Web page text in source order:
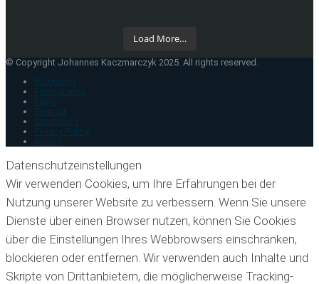
Load More…
© Copyright Johannes Kaczmarczyk 2025. All rights reserved.
Biography
Filmography
Films
Contact
Conditions
Privacy Policy
Imprint
Datenschutzeinstellungen
Wir verwenden Cookies, um Ihre Erfahrungen bei der
Nutzung unserer Website zu verbessern. Wenn Sie unsere
Dienste über einen Browser nutzen, können Sie Cookies
über die Einstellungen Ihres Webbrowsers einschränken,
blockieren oder entfernen. Wir verwenden auch Inhalte und
Skripte von Drittanbietern, die möglicherweise Tracking-